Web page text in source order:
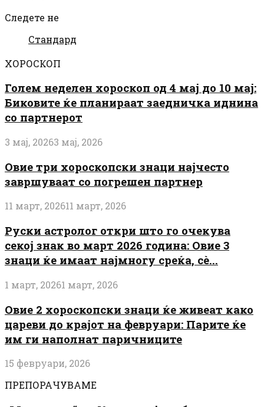
Следете не
Стандард
ХОРОСКОП
Голем неделен хороскоп од 4 мај до 10 мај:
Биковите ќе планираат заедничка иднина
со партнерот
3 мај, 20263 мај, 2026
Овие три хороскопски знаци најчесто
завршуваат со погрешен партнер
11 март, 202611 март, 2026
Руски астролог откри што го очекува
секој знак во март 2026 година: Овие 3
знаци ќе имаат најмногу среќа, сè...
1 март, 20261 март, 2026
Овие 2 хороскопски знаци ќе живеат како
цареви до крајот на февруари: Парите ќе
им ги наполнат паричниците
15 февруари, 2026
ПРЕПОРАЧУВАМЕ